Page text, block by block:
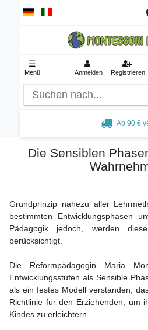
☰
Menü Anmelden Registrieren
Ab 90 €
Die Sensiblen
Grundprinzip nahezu aller
bestimmten Entwicklungsphasen
Pädagogik jedoch, werden
berücksichtigt.
Die Reformpädagogin Maria
Entwicklungsstufen als Sensible
als ein festes Modell verstanden,
Richtlinie für den Erziehenden, um
Kindes zu erleichtern.